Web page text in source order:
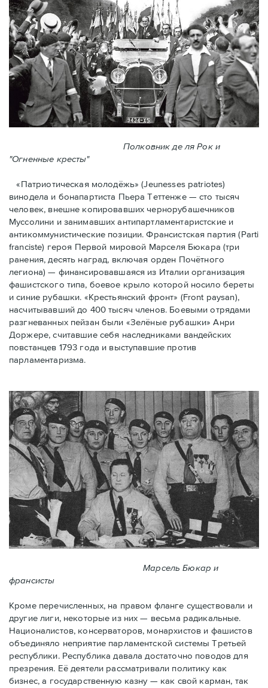
Полковник де ля Рок и
"Огненные кресты"
«Патриотическая молодёжь» (Jeunesses patriotes)
винодела и бонапартиста Пьера Тeттенже — cто тысяч
человек, внешне копировавших чернорубашечников
Муссолини и занимавших антипартламентаристские и
антикоммунистические позиции. Франсистская партия (Parti
franciste) героя Первой мировой Марселя Бюкара (три
ранения, десять наград, включая орден Почётного
легиона) — финансировавшаяся из Италии организация
фашистского типа, боевое крыло которой носило береты
и синие рубашки. «Крестьянский фронт» (Front paysan),
насчитывавший до 400 тысяч членов. Боевыми отрядами
разгневанных пейзан были «Зелёные рубашки» Анри
Доржере, считавшие себя наследниками вандейских
повстанцев 1793 года и выступавшие против
парламентаризма.
Марсель Бюкар и
франсисты
Кроме перечисленных, на правом фланге существовали и
другие лиги, некоторые из них — весьма радикальные.
Националистов, консерваторов, монархистов и фашистов
объединяло неприятие парламентской системы Третьей
республики. Республика давала достаточно поводов для
презрения. Её деятели рассматривали политику как
бизнес, а государственную казну — как свой карман, так